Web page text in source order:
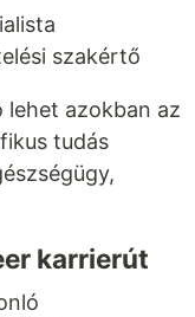
szakértő
lehet azokban az
tudás
karrierút